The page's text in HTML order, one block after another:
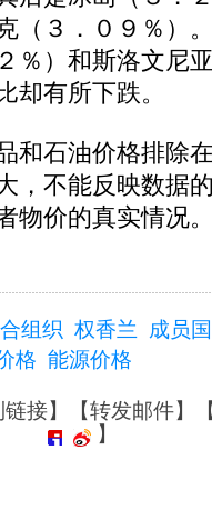
（３．０９％）
％）和斯洛文尼
却有所下跌。
石油价格排除
，不能反映数据
物价的真实情况
组织 权香兰
成员国
格 能源价格
链接】【转发邮件】
】